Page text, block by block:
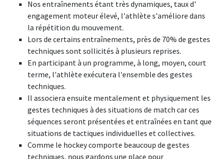
Nos entraînements étant très dynamiques, taux d'
engagement moteur élevé, l'athlète s'améliore dans
la répétition du mouvement.
Lors de certains entraînements, près de 70% de gestes
techniques sont sollicités à plusieurs reprises.
En participant à un programme, à long, moyen, court
terme, l'athlète exécutera l'ensemble des gestes
techniques.
Il associera ensuite mentalement et physiquement les
gestes techniques à des situations de match car ces
séquences seront présentées et entraînées en tant que
situations de tactiques individuelles et collectives.
Comme le hockey comporte beaucoup de gestes
techniques, nous gardons une place pour